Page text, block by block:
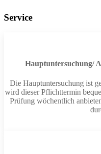
Service
Hauptuntersuchung/
Die Hauptuntersuchung ist
wird dieser Pflichttermin
Prüfung wöchentlich